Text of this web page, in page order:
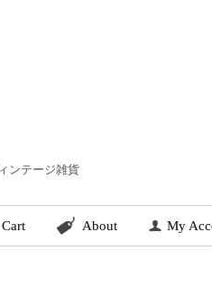
ンテージ雑貨
Cart About My